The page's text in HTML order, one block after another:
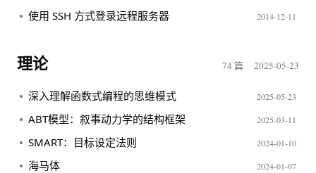
使用 SSH 方式登录远程服务器 2014-12-11
理论 74 篇 2025-05-23
深入理解函数式编程的思维模式 2025-05-23
ABT模型：叙事动力学的结构框架 2025-03-11
SMART：目标设定法则 2024-01-10
海马体 2024-01-07